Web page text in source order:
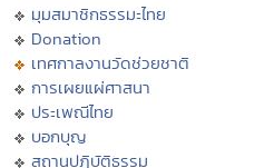
มุมสมาชิกธรรมะไทย
Donation
เทศกาลงานวัดช่วยชาติ
การเผยแผ่ศาสนา
ประเพณีไทย
บอกบุญ
สถานปฏิบัติธรรม